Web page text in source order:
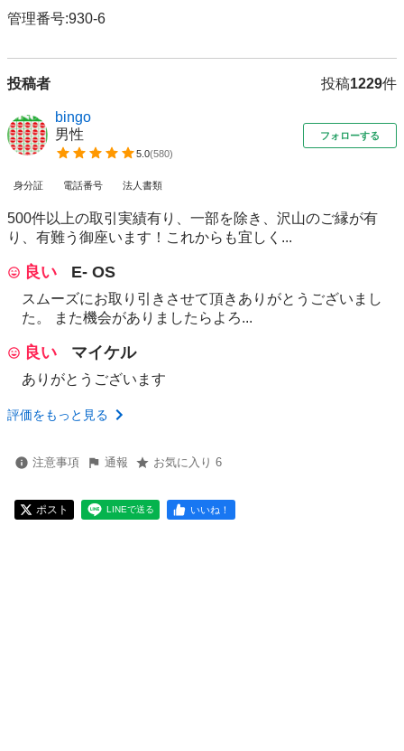
管理番号:930-6
投稿者 投稿1229件
bingo
男性
5.0(580)
フォローする
身分証 電話番号 法人書類
500件以上の取引実績有り、一部を除き、沢山のご縁が有
り、有難う御座います！これからも宜しく...
良い E- OS
スムーズにお取り引きさせて頂きありがとうございまし
た。 また機会がありましたらよろ...
良い マイケル
ありがとうございます
評価をもっと見る
注意事項 通報 お気に入り 6
ポスト LINEで送る いいね！